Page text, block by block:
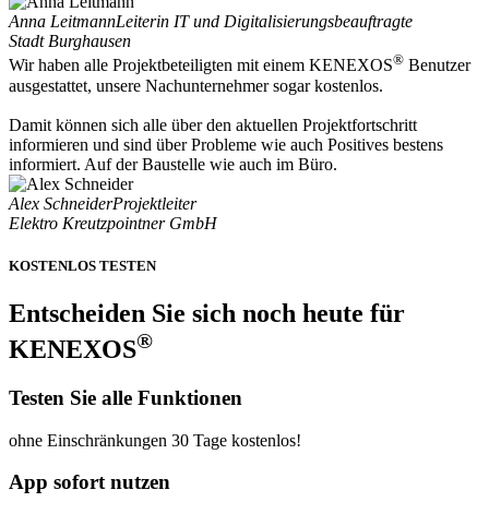
Anna LeitmannLeiterin IT und Digitalisierungsbeauftragte
Stadt Burghausen
Wir haben alle Projektbeteiligten mit einem KENEXOS® Benutzer
ausgestattet, unsere Nachunternehmer sogar kostenlos.
Damit können sich alle über den aktuellen Projektfortschritt
informieren und sind über Probleme wie auch Positives bestens
informiert. Auf der Baustelle wie auch im Büro.
Alex SchneiderProjektleiter
Elektro Kreutzpointner GmbH
KOSTENLOS TESTEN
Entscheiden Sie sich noch heute für
KENEXOS®
Testen Sie alle Funktionen
ohne Einschränkungen 30 Tage kostenlos!
App sofort nutzen